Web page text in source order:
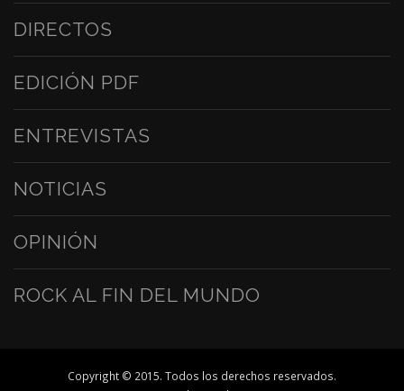
DIRECTOS
EDICIÓN PDF
ENTREVISTAS
NOTICIAS
OPINIÓN
ROCK AL FIN DEL MUNDO
Copyright © 2015. Todos los derechos reservados.